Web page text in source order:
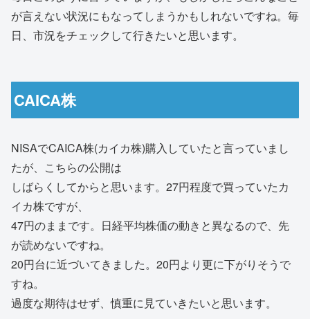
が言えない状況にもなってしまうかもしれないですね。毎
日、市況をチェックして行きたいと思います。
CAICA株
NISAでCAICA株(カイカ株)購入していたと言っていまし
たが、こちらの公開は
しばらくしてからと思います。27円程度で買っていたカ
イカ株ですが、
47円のままです。日経平均株価の動きと異なるので、先
が読めないですね。
20円台に近づいてきました。20円より更に下がりそうで
すね。
過度な期待はせず、慎重に見ていきたいと思います。